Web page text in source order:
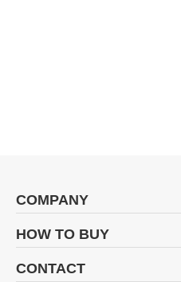
COMPANY
HOW TO BUY
CONTACT